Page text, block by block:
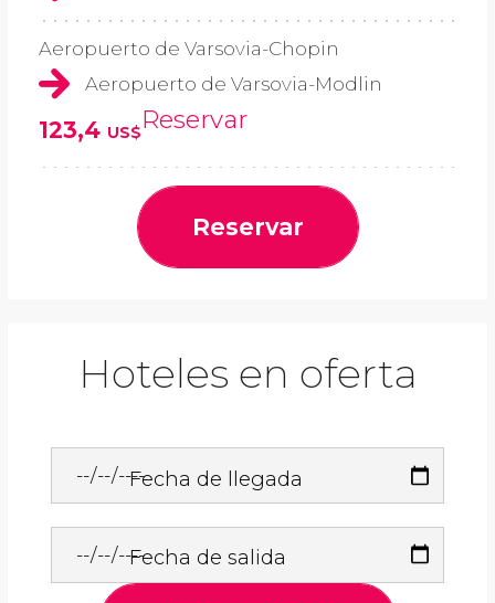
Aeropuerto de Varsovia-Chopin
Aeropuerto de Varsovia-Modlin
123,4 US$Reservar
Reservar
Hoteles en oferta
Fecha de llegada
Fecha de salida